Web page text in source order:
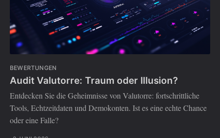
BEWERTUNGEN
Audit Valutorre: Traum oder Illusion?
Entdecken Sie die Geheimnisse von Valutorre: fortschrittliche
Tools, Echtzeitdaten und Demokonten. Ist es eine echte Chance
oder eine Falle?